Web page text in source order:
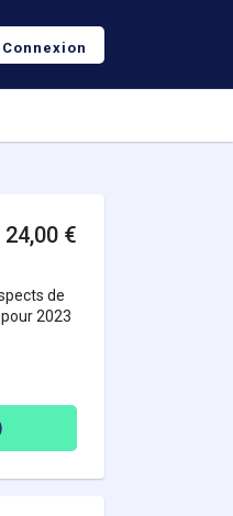
Connexion
24,00 €
de
2023